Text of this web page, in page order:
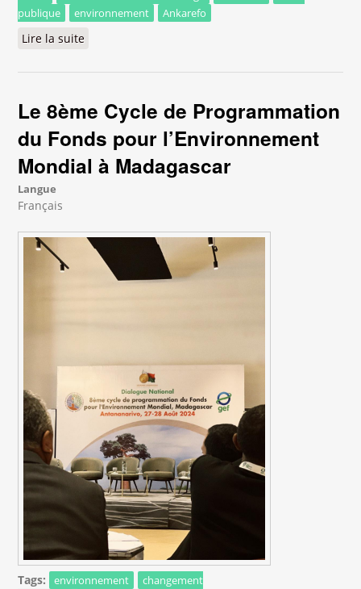
publique
environnement Ankarefo
Lire la suite
Le 8ème Cycle de Programmation
du Fonds pour l’Environnement
Mondial à Madagascar
Langue
Français
Tags: environnement
changement